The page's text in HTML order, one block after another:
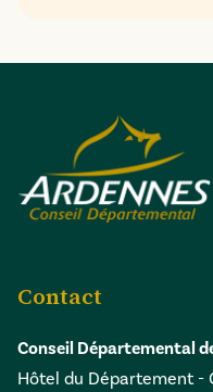
Contact
Conseil Départemental
Hôtel du Département -